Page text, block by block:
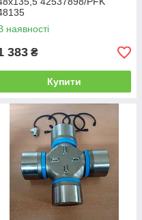
наявності
383 ₴
Купити